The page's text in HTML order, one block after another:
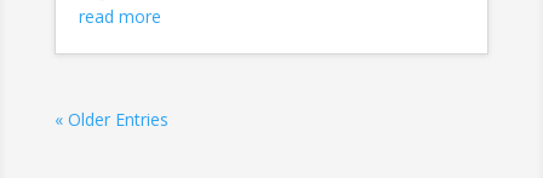
read more
« Older Entries